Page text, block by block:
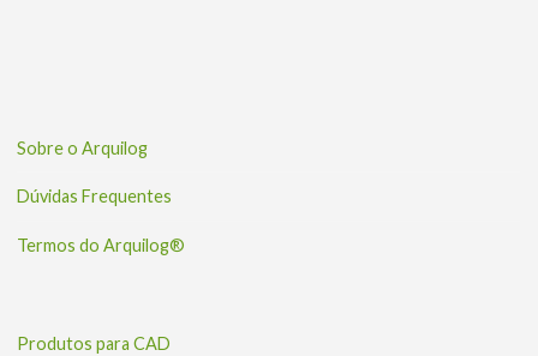
Sobre o Arquilog
Dúvidas Frequentes
Termos do Arquilog®
Produtos para CAD